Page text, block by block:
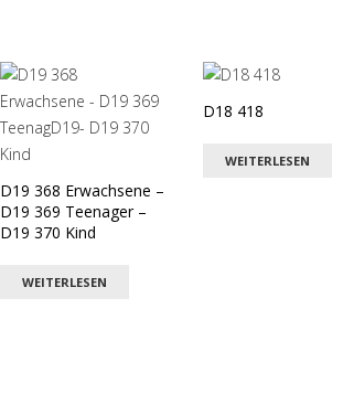
D19 368 Erwachsene –
D19 369 Teenager –
D19 370 Kind
WEITERLESEN
D18 418
WEITERLESEN